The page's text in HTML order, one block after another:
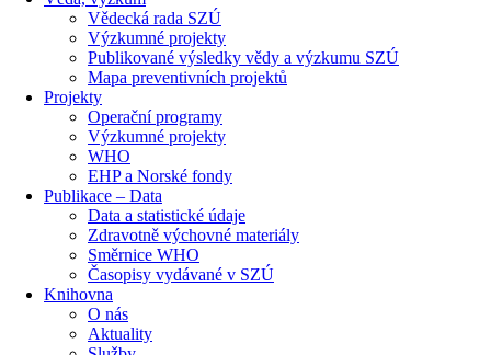
Vědecká rada SZÚ
Výzkumné projekty
Publikované výsledky vědy a výzkumu SZÚ
Mapa preventivních projektů
Projekty
Operační programy
Výzkumné projekty
WHO
EHP a Norské fondy
Publikace – Data
Data a statistické údaje
Zdravotně výchovné materiály
Směrnice WHO
Časopisy vydávané v SZÚ
Knihovna
O nás
Aktuality